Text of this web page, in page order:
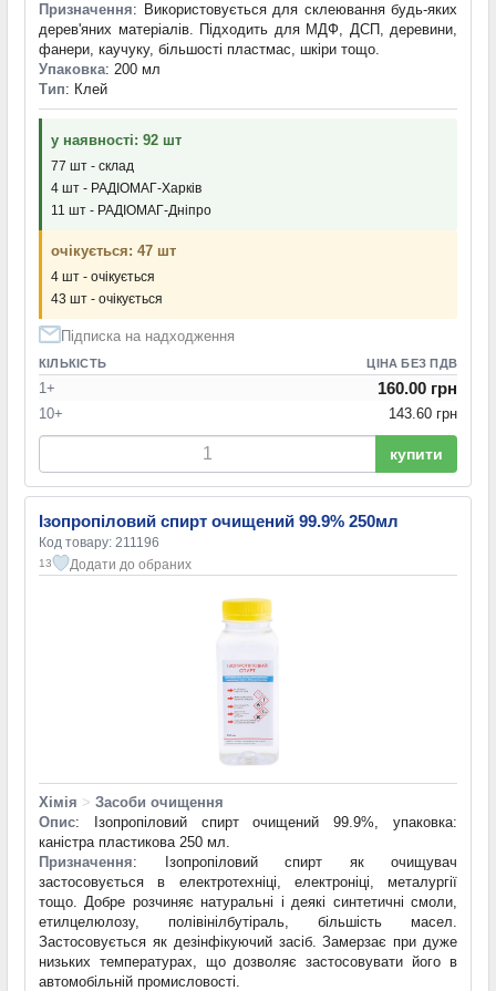
Призначення: Використовується для склеювання будь-яких
дерев'яних матеріалів. Підходить для МДФ, ДСП, деревини,
фанери, каучуку, більшості пластмас, шкіри тощо.
Упаковка: 200 мл
Тип: Клей
у наявності: 92 шт
77 шт - склад
4 шт - РАДІОМАГ-Харків
11 шт - РАДІОМАГ-Дніпро
очікується: 47 шт
4 шт - очікується
43 шт - очікується
Підписка на надходження
КІЛЬКІСТЬ ЦІНА БЕЗ ПДВ
1+ 160.00 грн
10+ 143.60 грн
купити
Ізопропіловий спирт очищений 99.9% 250мл
Код товару: 211196
13 Додати до обраних
Хімія > Засоби очищення
Опис: Ізопропіловий спирт очищений 99.9%, упаковка:
каністра пластикова 250 мл.
Призначення: Ізопропіловий спирт як очищувач
застосовується в електротехніці, електроніці, металургії
тощо. Добре розчиняє натуральні і деякі синтетичні смоли,
етилцелюлозу, полівінілбутіраль, більшість масел.
Застосовується як дезінфікуючий засіб. Замерзає при дуже
низьких температурах, що дозволяє застосовувати його в
автомобільній промисловості.